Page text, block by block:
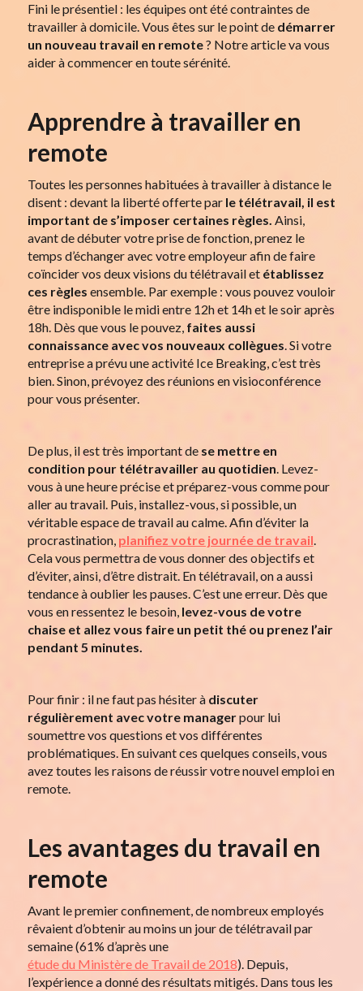
Fini le présentiel : les équipes ont été contraintes de
travailler à domicile. Vous êtes sur le point de démarrer
un nouveau travail en remote? Notre article va vous
aider à commencer en toute sérénité.
Apprendre à travailler en
remote
Toutes les personnes habituées à travailler à distance le
disent : devant la liberté offerte par le télétravail, il est
important de s’imposer certaines règles. Ainsi,
avant de débuter votre prise de fonction, prenez le
temps d’échanger avec votre employeur afin de faire
coïncider vos deux visions du télétravail et établissez
ces règles ensemble. Par exemple : vous pouvez vouloir
être indisponible le midi entre 12h et 14h et le soir après
18h. Dès que vous le pouvez, faites aussi
connaissance avec vos nouveaux collègues. Si votre
entreprise a prévu une activité Ice Breaking, c’est très
bien. Sinon, prévoyez des réunions en visioconférence
pour vous présenter.
De plus, il est très important de se mettre en
condition pour télétravailler au quotidien. Levez-
vous à une heure précise et préparez-vous comme pour
aller au travail. Puis, installez-vous, si possible, un
véritable espace de travail au calme. Afin d’éviter la
procrastination, planifiez votre journée de travail.
Cela vous permettra de vous donner des objectifs et
d’éviter, ainsi, d’être distrait. En télétravail, on a aussi
tendance à oublier les pauses. C’est une erreur. Dès que
vous en ressentez le besoin, levez-vous de votre
chaise et allez vous faire un petit thé ou prenez l’air
pendant 5 minutes.
Pour finir : il ne faut pas hésiter à discuter
régulièrement avec votre managerpour lui
soumettre vos questions et vos différentes
problématiques. En suivant ces quelques conseils, vous
avez toutes les raisons de réussir votre nouvel emploi en
remote.
Les avantages du travail en
remote
Avant le premier confinement, de nombreux employés
rêvaient d’obtenir au moins un jour de télétravail par
semaine (61% d’après une
étude du Ministère de Travail de 2018). Depuis,
l’expérience a donné des résultats mitigés. Dans tous les